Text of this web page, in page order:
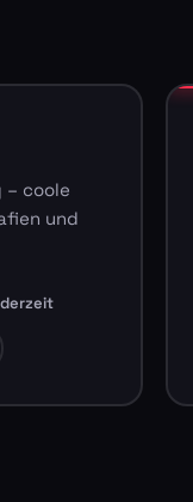
– coole
und